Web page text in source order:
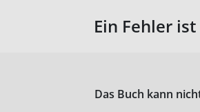
Ein Fehler
Das Buch kann